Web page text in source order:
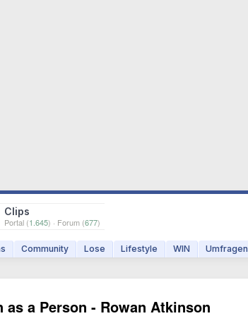
Clips
Portal (1.645) · Forum (677)
Community Lose Lifestyle WIN Umfragen
as a Person - Rowan Atkinson